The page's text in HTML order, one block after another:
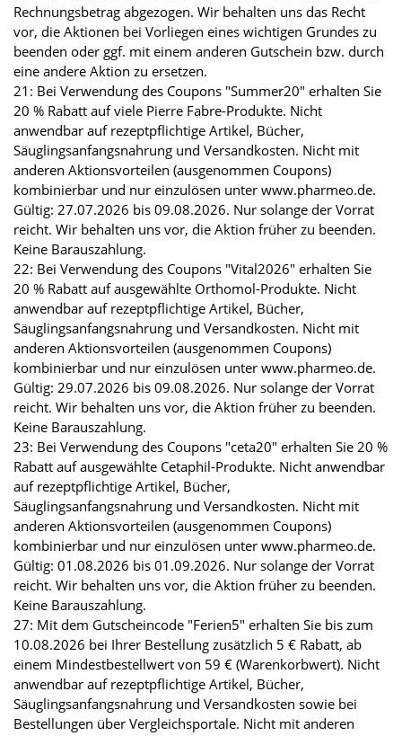
Rechnungsbetrag abgezogen. Wir behalten uns das Recht
vor, die Aktionen bei Vorliegen eines wichtigen Grundes zu
beenden oder ggf. mit einem anderen Gutschein bzw. durch
eine andere Aktion zu ersetzen.
21: Bei Verwendung des Coupons "Summer20" erhalten Sie
20 % Rabatt auf viele Pierre Fabre-Produkte. Nicht
anwendbar auf rezeptpflichtige Artikel, Bücher,
Säuglingsanfangsnahrung und Versandkosten. Nicht mit
anderen Aktionsvorteilen (ausgenommen Coupons)
kombinierbar und nur einzulösen unter www.pharmeo.de.
Gültig: 27.07.2026 bis 09.08.2026. Nur solange der Vorrat
reicht. Wir behalten uns vor, die Aktion früher zu beenden.
Keine Barauszahlung.
22: Bei Verwendung des Coupons "Vital2026" erhalten Sie
20 % Rabatt auf ausgewählte Orthomol-Produkte. Nicht
anwendbar auf rezeptpflichtige Artikel, Bücher,
Säuglingsanfangsnahrung und Versandkosten. Nicht mit
anderen Aktionsvorteilen (ausgenommen Coupons)
kombinierbar und nur einzulösen unter www.pharmeo.de.
Gültig: 29.07.2026 bis 09.08.2026. Nur solange der Vorrat
reicht. Wir behalten uns vor, die Aktion früher zu beenden.
Keine Barauszahlung.
23: Bei Verwendung des Coupons "ceta20" erhalten Sie 20 %
Rabatt auf ausgewählte Cetaphil-Produkte. Nicht anwendbar
auf rezeptpflichtige Artikel, Bücher,
Säuglingsanfangsnahrung und Versandkosten. Nicht mit
anderen Aktionsvorteilen (ausgenommen Coupons)
kombinierbar und nur einzulösen unter www.pharmeo.de.
Gültig: 01.08.2026 bis 01.09.2026. Nur solange der Vorrat
reicht. Wir behalten uns vor, die Aktion früher zu beenden.
Keine Barauszahlung.
27: Mit dem Gutscheincode "Ferien5" erhalten Sie bis zum
10.08.2026 bei Ihrer Bestellung zusätzlich 5 € Rabatt, ab
einem Mindestbestellwert von 59 € (Warenkorbwert). Nicht
anwendbar auf rezeptpflichtige Artikel, Bücher,
Säuglingsanfangsnahrung und Versandkosten sowie bei
Bestellungen über Vergleichsportale. Nicht mit anderen